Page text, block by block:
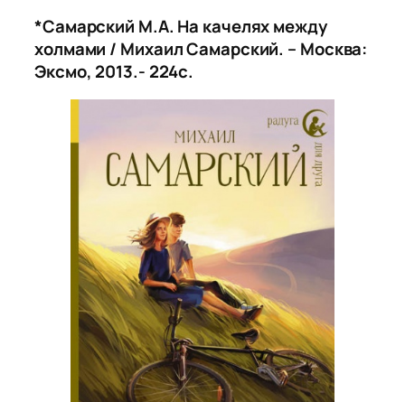
*Самарский М.А. На качелях между
холмами / Михаил Самарский. – Москва:
Эксмо, 2013.- 224с.